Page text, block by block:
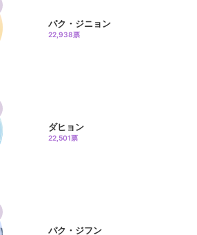
パク・ジニョン
22,938票
ダヒョン
22,501票
パク・ジフン